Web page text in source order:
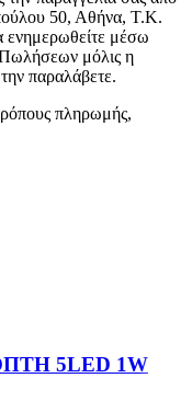
50, Αθήνα, Τ.Κ.
ενημερωθείτε μέσω
μόλις η
παραλάβετε.
πληρωμής,
5LED 1W